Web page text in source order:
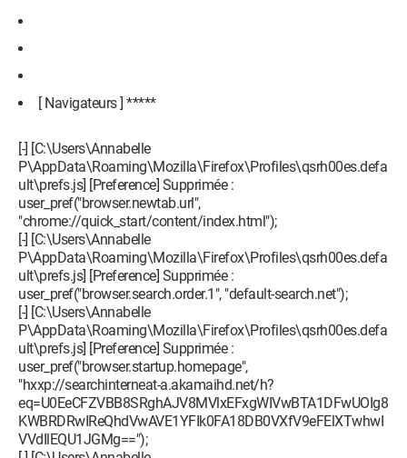
[ Navigateurs ] *****
[-] [C:\Users\Annabelle
P\AppData\Roaming\Mozilla\Firefox\Profiles\qsrh00es.defa
ult\prefs.js] [Preference] Supprimée :
user_pref("browser.newtab.url",
"chrome://quick_start/content/index.html");
[-] [C:\Users\Annabelle
P\AppData\Roaming\Mozilla\Firefox\Profiles\qsrh00es.defa
ult\prefs.js] [Preference] Supprimée :
user_pref("browser.search.order.1", "default-search.net");
[-] [C:\Users\Annabelle
P\AppData\Roaming\Mozilla\Firefox\Profiles\qsrh00es.defa
ult\prefs.js] [Preference] Supprimée :
user_pref("browser.startup.homepage",
"hxxp://searchinterneat-a.akamaihd.net/h?
eq=U0EeCFZVBB8SRghAJV8MVlxEFxgWIVwBTA1DFwUOIg8
KWBRDRwIReQhdVwAVE1YFIk0FA18DB0VXfV9eFElXTwhwI
VVdIlEQU1JGMg==");